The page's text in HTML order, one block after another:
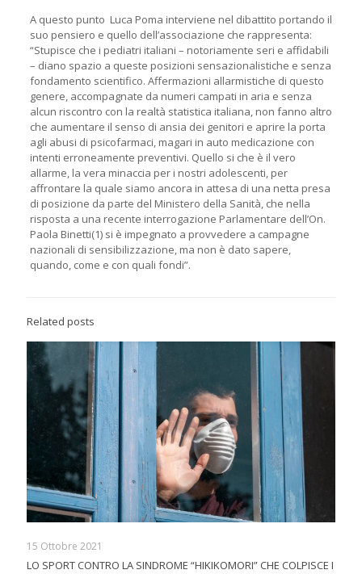
A questo punto Luca Poma interviene nel dibattito portando il
suo pensiero e quello dell’associazione che rappresenta:
“Stupisce che i pediatri italiani – notoriamente seri e affidabili
– diano spazio a queste posizioni sensazionalistiche e senza
fondamento scientifico. Affermazioni allarmistiche di questo
genere, accompagnate da numeri campati in aria e senza
alcun riscontro con la realtà statistica italiana, non fanno altro
che aumentare il senso di ansia dei genitori e aprire la porta
agli abusi di psicofarmaci, magari in auto medicazione con
intenti erroneamente preventivi. Quello si che è il vero
allarme, la vera minaccia per i nostri adolescenti, per
affrontare la quale siamo ancora in attesa di una netta presa
di posizione da parte del Ministero della Sanità, che nella
risposta a una recente interrogazione Parlamentare dell’On.
Paola Binetti(1) si è impegnato a provvedere a campagne
nazionali di sensibilizzazione, ma non è dato sapere,
quando, come e con quali fondi”.
Related posts
15 Ottobre 2021
LO SPORT CONTRO LA SINDROME “HIKIKOMORI” CHE COLPISCE I